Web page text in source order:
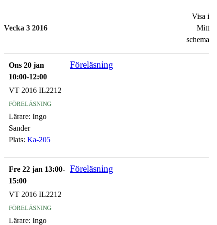
Vecka 3 2016
Visa i
Mitt
schema
Ons 20 jan
10:00-12:00
Föreläsning
VT 2016 IL2212
föreläsning
Lärare: Ingo
Sander
Plats: Ka-205
Fre 22 jan 13:00-
15:00
Föreläsning
VT 2016 IL2212
föreläsning
Lärare: Ingo